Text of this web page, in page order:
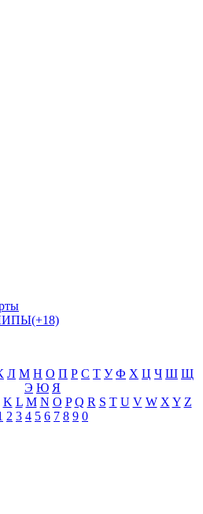
Л М Н О П Р С Т У Ф Х Ц Ч Ш Щ
Э Ю Я
K L M N O P Q R S T U V W X Y Z
2 3 4 5 6 7 8 9 0